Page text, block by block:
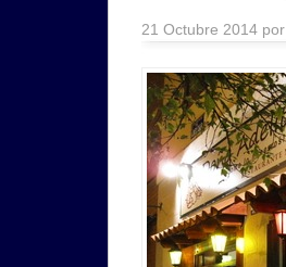
21 Octubre 2014 por